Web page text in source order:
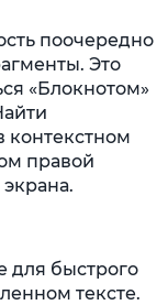
поочередно
Это
«Блокнотом»
правой
для быстрого
тексте.